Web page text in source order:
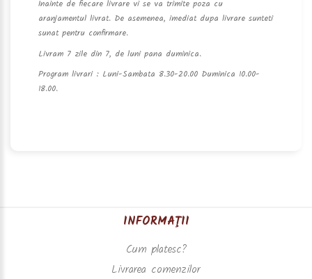
Inainte de fiecare livrare vi se va trimite poza cu
aranjamentul livrat. De asemenea, imediat dupa livrare sunteti
sunat pentru confirmare.
Livram 7 zile din 7, de luni pana duminica.
Program livrari : Luni-Sambata 8.30-20.00 Duminica 10.00-
18.00.
INFORMAŢII
Cum platesc?
Livrarea comenzilor